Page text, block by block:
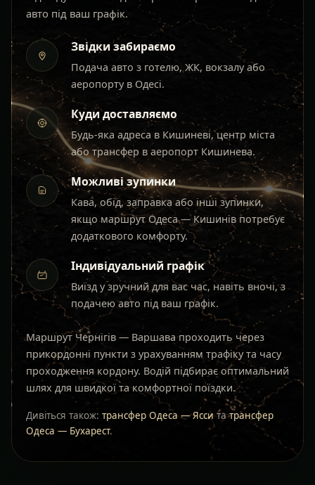
авто під ваш графік.
Звідки забираємо
Подача авто з готелю, ЖК, вокзалу або
аеропорту в Одесі.
Куди доставляємо
Будь-яка адреса в Кишиневі, центр міста
або трансфер в аеропорт Кишинева.
Можливі зупинки
Кава, обід, заправка або інші зупинки,
якщо маршрут Одеса — Кишинів потребує
додаткового комфорту.
Індивідуальний графік
Виїзд у зручний для вас час, навіть вночі, з
подачею авто під ваш графік.
Маршрут Чернігів — Варшава проходить через
прикордонні пункти з урахуванням трафіку та часу
проходження кордону. Водій підбирає оптимальний
шлях для швидкої та комфортної поїздки.
Дивіться також: трансфер Одеса — Ясситатрансфер
Одеса — Бухарест.